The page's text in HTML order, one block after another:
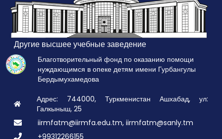
Другие высшее учебные заведение
Благотворительный фонд по оказанию помощи
нуждающимся в опеке детям имени Гурбангулы
Бердымухамедова
Адрес: 744000, Туркменистан Ашхабад, ул:
Галкыныш, 25
iirmfatm@iirmfa.edu.tm, iirmfatm@sanly.tm
+99312266155